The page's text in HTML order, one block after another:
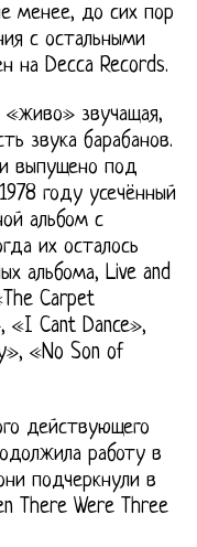
менее, до сих пор
с остальными
на Decca Records.
«живо» звучащая,
звука барабанов.
выпущено под
году усечённый
альбом с
их осталось
альбома, Live and
Carpet
«I Cant Dance»,
«No Son of
действующего
работу в
подчеркнули в
There Were Three